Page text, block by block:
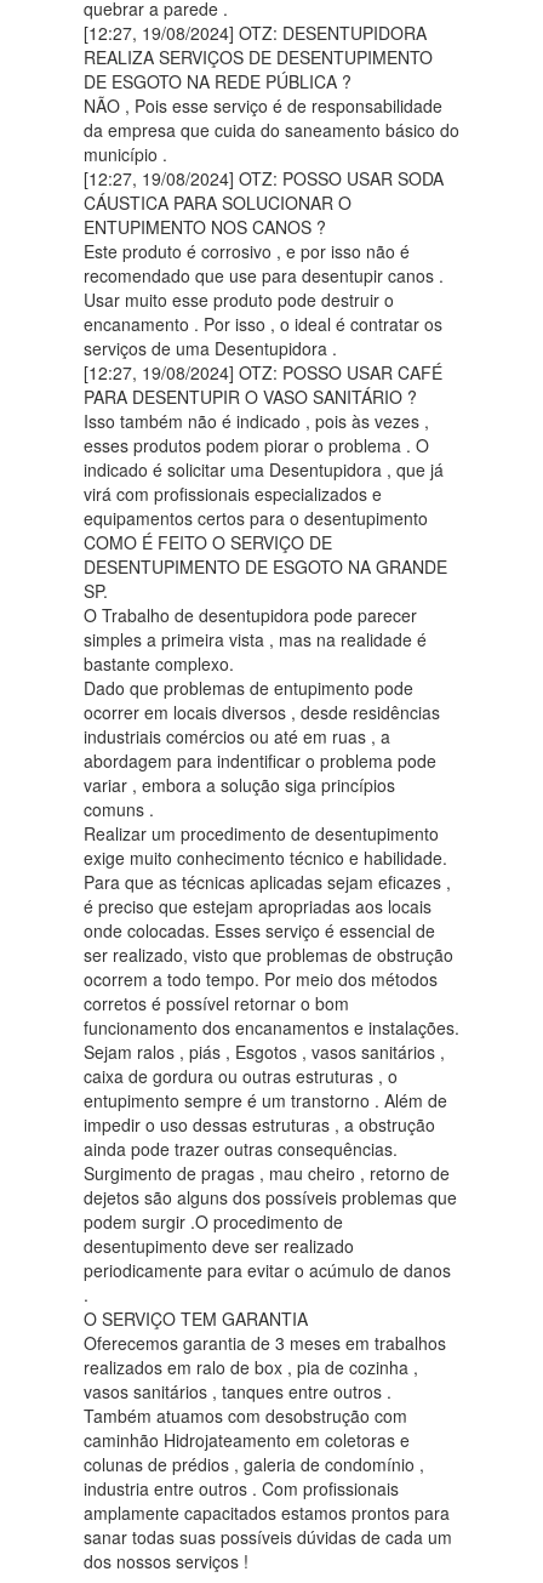
quebrar a parede .
[12:27, 19/08/2024] OTZ: DESENTUPIDORA
REALIZA SERVIÇOS DE DESENTUPIMENTO
DE ESGOTO NA REDE PÚBLICA ?
NÃO , Pois esse serviço é de responsabilidade
da empresa que cuida do saneamento básico do
município .
[12:27, 19/08/2024] OTZ: POSSO USAR SODA
CÁUSTICA PARA SOLUCIONAR O
ENTUPIMENTO NOS CANOS ?
Este produto é corrosivo , e por isso não é
recomendado que use para desentupir canos .
Usar muito esse produto pode destruir o
encanamento . Por isso , o ideal é contratar os
serviços de uma Desentupidora .
[12:27, 19/08/2024] OTZ: POSSO USAR CAFÉ
PARA DESENTUPIR O VASO SANITÁRIO ?
Isso também não é indicado , pois às vezes ,
esses produtos podem piorar o problema . O
indicado é solicitar uma Desentupidora , que já
virá com profissionais especializados e
equipamentos certos para o desentupimento
COMO É FEITO O SERVIÇO DE
DESENTUPIMENTO DE ESGOTO NA GRANDE
SP.
O Trabalho de desentupidora pode parecer
simples a primeira vista , mas na realidade é
bastante complexo.
Dado que problemas de entupimento pode
ocorrer em locais diversos , desde residências
industriais comércios ou até em ruas , a
abordagem para indentificar o problema pode
variar , embora a solução siga princípios
comuns .
Realizar um procedimento de desentupimento
exige muito conhecimento técnico e habilidade.
Para que as técnicas aplicadas sejam eficazes ,
é preciso que estejam apropriadas aos locais
onde colocadas. Esses serviço é essencial de
ser realizado, visto que problemas de obstrução
ocorrem a todo tempo. Por meio dos métodos
corretos é possível retornar o bom
funcionamento dos encanamentos e instalações.
Sejam ralos , piás , Esgotos , vasos sanitários ,
caixa de gordura ou outras estruturas , o
entupimento sempre é um transtorno . Além de
impedir o uso dessas estruturas , a obstrução
ainda pode trazer outras consequências.
Surgimento de pragas , mau cheiro , retorno de
dejetos são alguns dos possíveis problemas que
podem surgir .O procedimento de
desentupimento deve ser realizado
periodicamente para evitar o acúmulo de danos
.
O SERVIÇO TEM GARANTIA
Oferecemos garantia de 3 meses em trabalhos
realizados em ralo de box , pia de cozinha ,
vasos sanitários , tanques entre outros .
Também atuamos com desobstrução com
caminhão Hidrojateamento em coletoras e
colunas de prédios , galeria de condomínio ,
industria entre outros . Com profissionais
amplamente capacitados estamos prontos para
sanar todas suas possíveis dúvidas de cada um
dos nossos serviços !